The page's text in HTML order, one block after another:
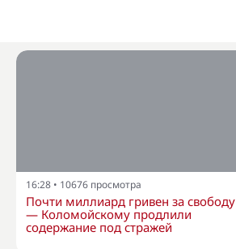
16:28 • 10676 просмотра
Почти миллиард гривен за свободу
— Коломойскому продлили
содержание под стражей